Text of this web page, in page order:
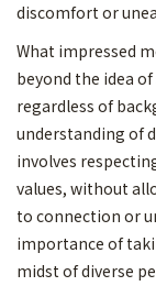
discomfort or
What impressed
beyond the idea
regardless of
understanding of
involves
values, without
to connection or
importance of
midst of diverse